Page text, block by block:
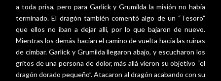
a toda prisa, pero para Garlick y Grumilda la misión no había
terminado. El dragón también comentó algo de un “Tesoro”
que ellos no iban a dejar allí, por lo que bajaron de nuevo.
Mientras los demás hacían el camino de vuelta hacia las ruinas
de cimbar. Garlick y Grumilda llegaron abajo, y escucharon los
gritos de una persona de dolor, más allá vieron su objetivo “el
dragón dorado pequeño”. Atacaron al dragón acabando con su